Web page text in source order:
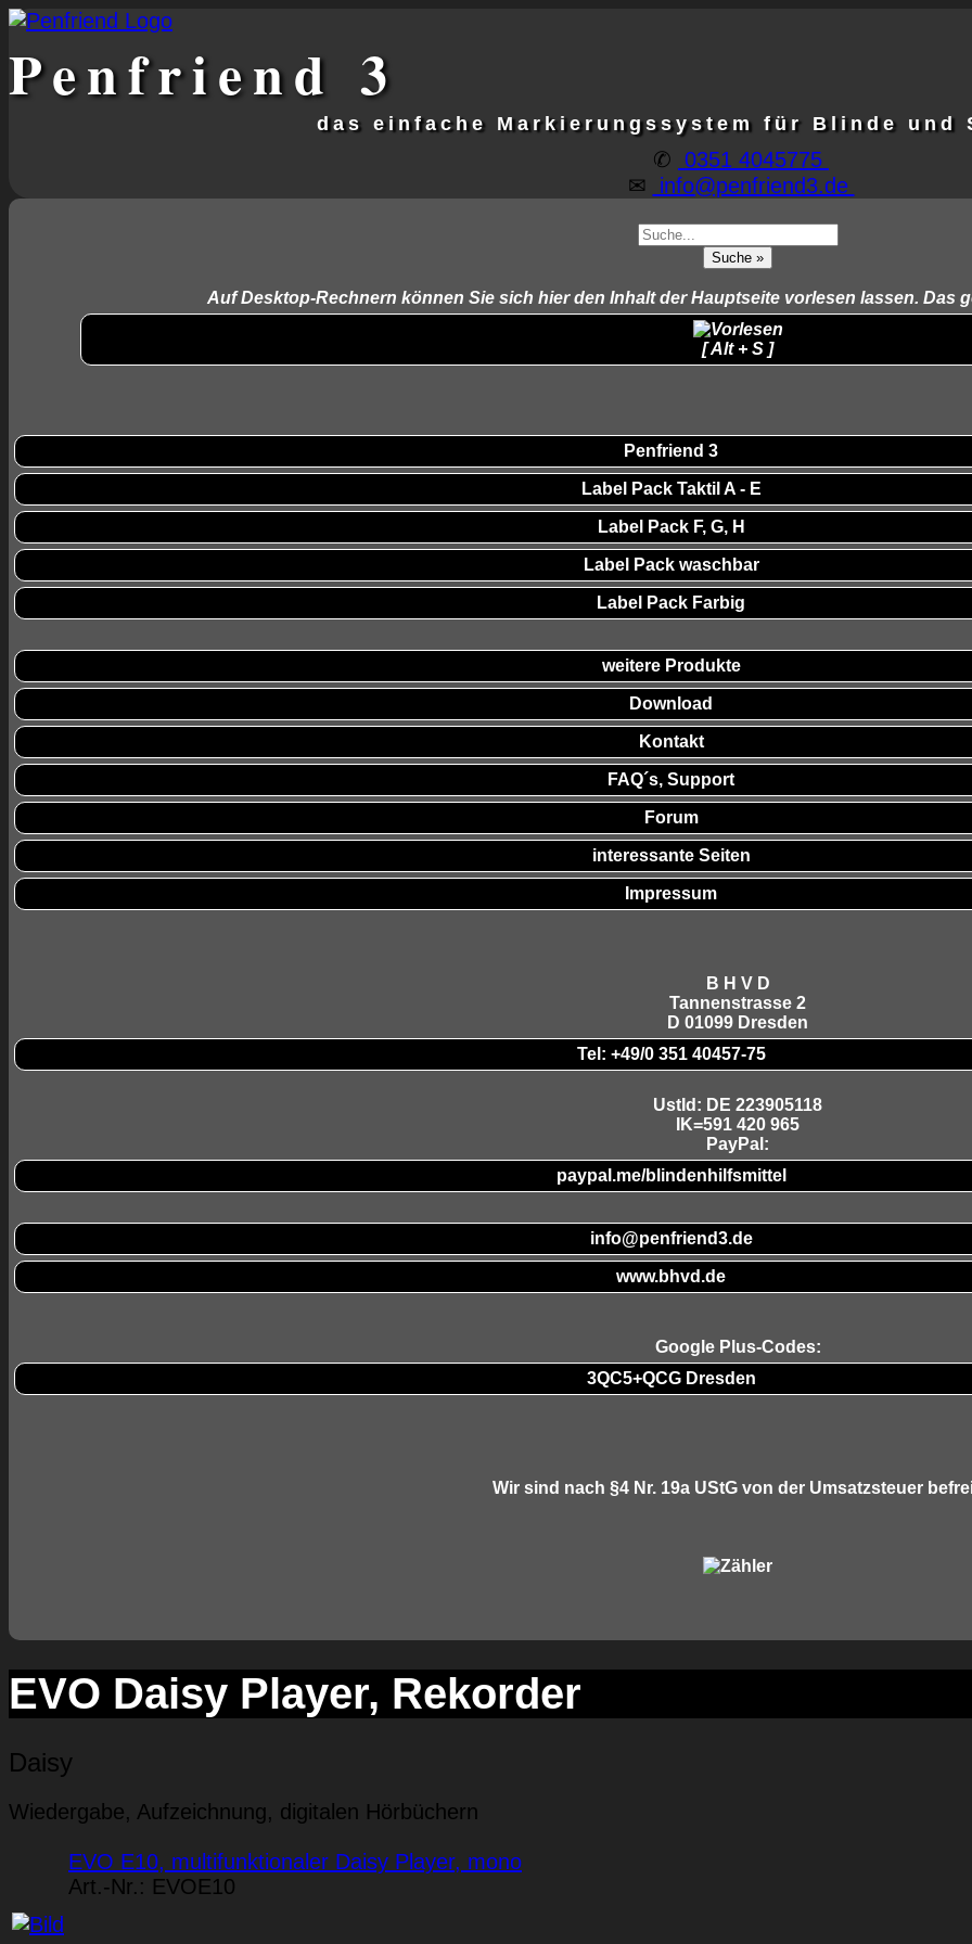
Penfriend 3
das einfache Markierungssystem für Blinde und
✆ 0351 4045775
✉
info@penfriend3.de
Auf Desktop-Rechnern können Sie sich hier den Inhalt der Hauptseite vorlesen lassen. Das
[ Alt + S ]
Penfriend 3
Label Pack Taktil A - E
Label Pack F, G, H
Label Pack waschbar
Label Pack Farbig
weitere Produkte
Download
Kontakt
FAQ´s, Support
Forum
interessante Seiten
Impressum
B H V D
Tannenstrasse 2
D 01099 Dresden
Tel: +49/0 351 40457-75
UstId: DE 223905118
IK=591 420 965
PayPal:
paypal.me/blindenhilfsmittel
info@penfriend3.de
www.bhvd.de
Google Plus-Codes:
3QC5+QCG Dresden
Wir sind nach §4 Nr. 19a UStG von der Umsatzsteuer
EVO Daisy Player, Rekorder
Daisy
Wiedergabe, Aufzeichnung, digitalen Hörbüchern
EVO E10, multifunktionaler Daisy Player, mono
Art.-Nr.: EVOE10